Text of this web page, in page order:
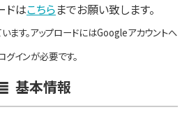
ドはこちらまでお願い致します。
ます。アップロードにはGoogleアカウントへ
グインが必要です。
基本情報